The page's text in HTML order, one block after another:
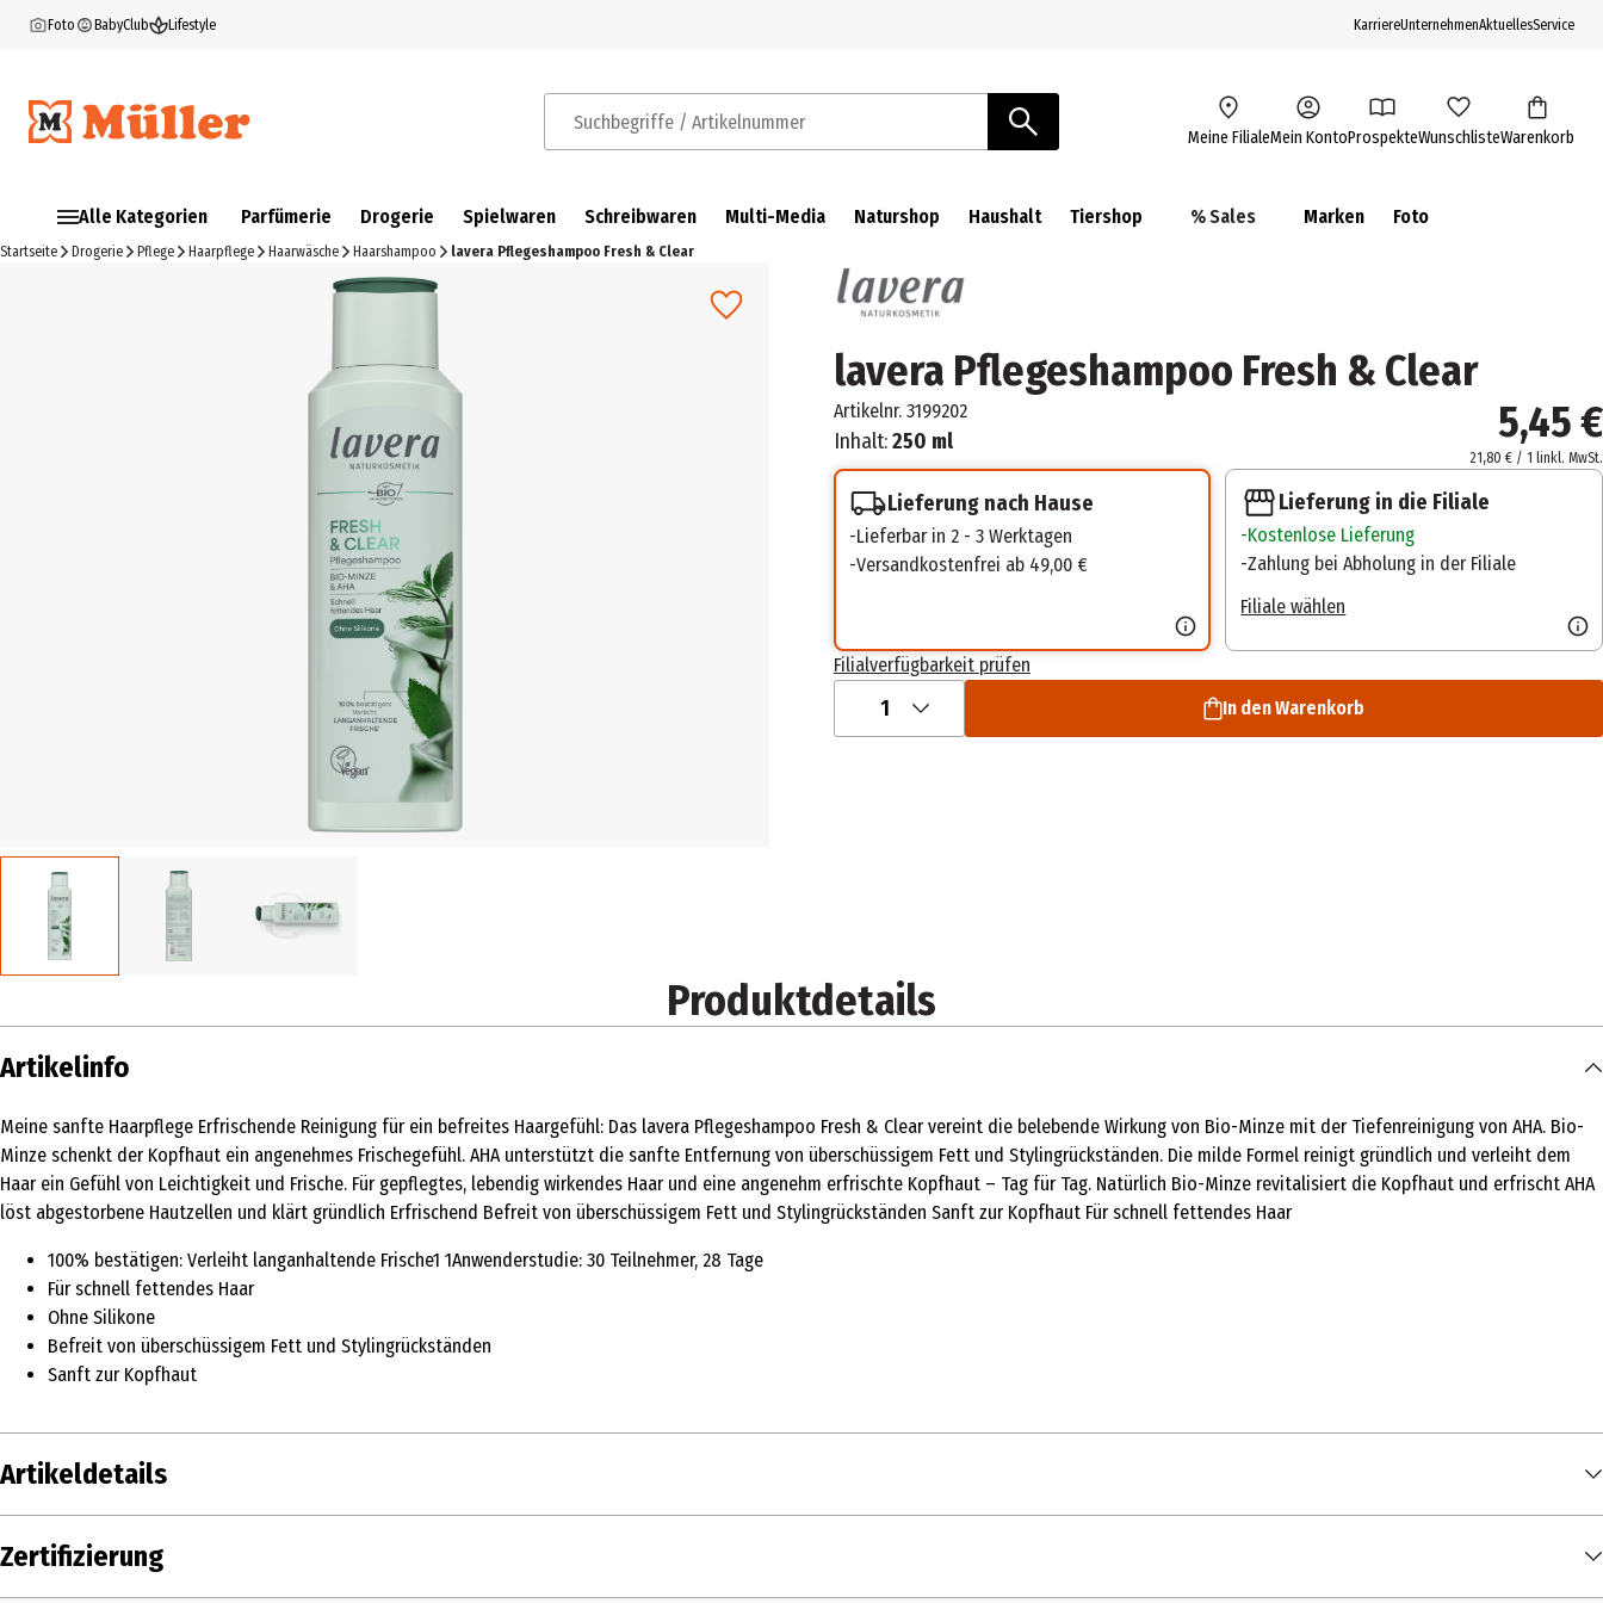
Foto BabyClub Lifestyle KarriereUnternehmenAktuellesService
Suchbegriffe / Artikelnummer Meine FilialeMein KontoProspekteWunschlisteWarenkorb
Alle Kategorien Parfümerie Drogerie Spielwaren Schreibwaren Multi-Media Naturshop Haushalt Tiershop % Sales Marken Foto
Startseite Drogerie Pflege Haarpflege Haarwäsche Haarshampoo lavera Pflegeshampoo Fresh & Clear
lavera Pflegeshampoo Fresh & Clear
Artikelnr. 3199202
Inhalt:250 ml 5,45 €
21,80 € / 1 linkl. MwSt.
Lieferung nach Hause
Lieferbar in 2 - 3 Werktagen
Versandkostenfrei ab 49,00 €
Lieferung in die Filiale
Kostenlose Lieferung
Zahlung bei Abholung in der Filiale
Filiale wählen
Filialverfügbarkeit prüfen
1 In den Warenkorb
Produktdetails
Artikelinfo
Meine sanfte Haarpflege Erfrischende Reinigung für ein befreites Haargefühl: Das lavera Pflegeshampoo Fresh & Clear vereint die belebende Wirkung von Bio-Minze mit der Tiefenreinigung von AHA. Bio-
Minze schenkt der Kopfhaut ein angenehmes Frischegefühl. AHA unterstützt die sanfte Entfernung von überschüssigem Fett und Stylingrückständen. Die milde Formel reinigt gründlich und verleiht dem
Haar ein Gefühl von Leichtigkeit und Frische. Für gepflegtes, lebendig wirkendes Haar und eine angenehm erfrischte Kopfhaut – Tag für Tag. Natürlich Bio-Minze revitalisiert die Kopfhaut und erfrischt AHA
löst abgestorbene Hautzellen und klärt gründlich Erfrischend Befreit von überschüssigem Fett und Stylingrückständen Sanft zur Kopfhaut Für schnell fettendes Haar
100% bestätigen: Verleiht langanhaltende Frische1 1Anwenderstudie: 30 Teilnehmer, 28 Tage
Für schnell fettendes Haar
Ohne Silikone
Befreit von überschüssigem Fett und Stylingrückständen
Sanft zur Kopfhaut
Artikeldetails
Inhalt
Produkttyp Haarshampoo
Zertifizierung